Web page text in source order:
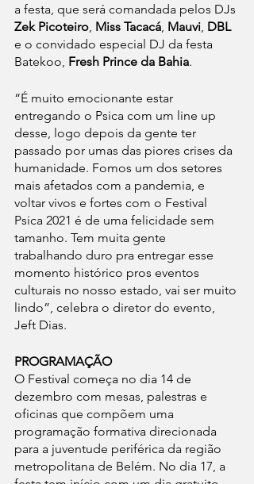
a festa, que será comandada pelos DJs
Zek Picoteiro Miss Tacacá Mauvi DBL
e o convidado especial DJ da festa
Batekoo, Fresh Prince da Bahia.
“É muito emocionante estar
entregando o Psica com um line up
desse, logo depois da gente ter
passado por umas das piores crises da
humanidade. Fomos um dos setores
mais afetados com a pandemia, e
voltar vivos e fortes com o Festival
Psica 2021 é de uma felicidade sem
tamanho. Tem muita gente
trabalhando duro pra entregar esse
momento histórico pros eventos
culturais no nosso estado, vai ser muito
lindo”, celebra o diretor do evento,
Jeft Dias.
PROGRAMAÇÃO
O Festival começa no dia 14 de
dezembro com mesas, palestras e
oficinas que compõem uma
programação formativa direcionada
para a juventude periférica da região
metropolitana de Belém. No dia 17, a